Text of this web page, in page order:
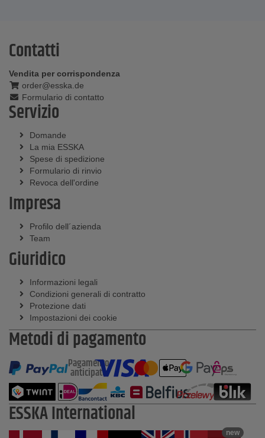
Contatti
Vendita per corrispondenza
order@esska.de
Formulario di contatto
Servizio
Domande
La mia ESSKA
Spese di spedizione
Formulario di rinvio
Revoca dell'ordine
Impresa
Profilo dell´azienda
Team
Giuridico
Informazioni legali
Condizioni generali di contratto
Protezione dati
Impostazioni dei cookie
Metodi di pagamento
Pagamento
anticipato
ESSKA International
new